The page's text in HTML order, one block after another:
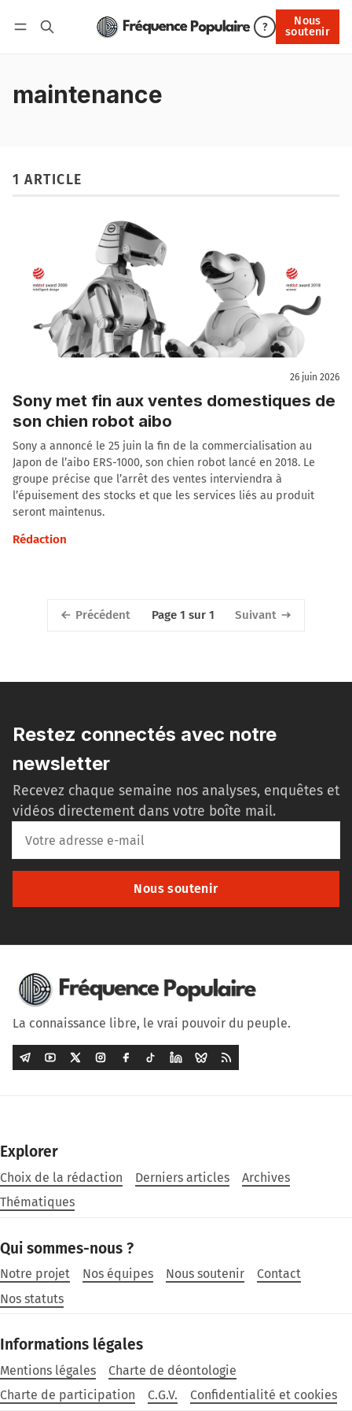
?
Nous
soutenir
Nous soutenir
maintenance
1 ARTICLE
26 juin 2026
Sony met fin aux ventes domestiques de
son chien robot aibo
Sony a annoncé le 25 juin la fin de la commercialisation au
Japon de l’aibo ERS-1000, son chien robot lancé en 2018. Le
groupe précise que l’arrêt des ventes interviendra à
l’épuisement des stocks et que les services liés au produit
seront maintenus.
Rédaction
Précédent Page 1 sur 1 Suivant
Restez connectés avec notre
newsletter
Recevez chaque semaine nos analyses, enquêtes et
vidéos directement dans votre boîte mail.
Nous soutenir
La connaissance libre, le vrai pouvoir du peuple.
Explorer
Choix de la rédaction Derniers articles
Archives
Thématiques
Qui sommes-nous ?
Notre projet Nos équipes Nous soutenir
Contact
Nos statuts
Informations légales
Mentions légales
Charte de déontologie
Charte de participation
C.G.V. Confidentialité et cookies